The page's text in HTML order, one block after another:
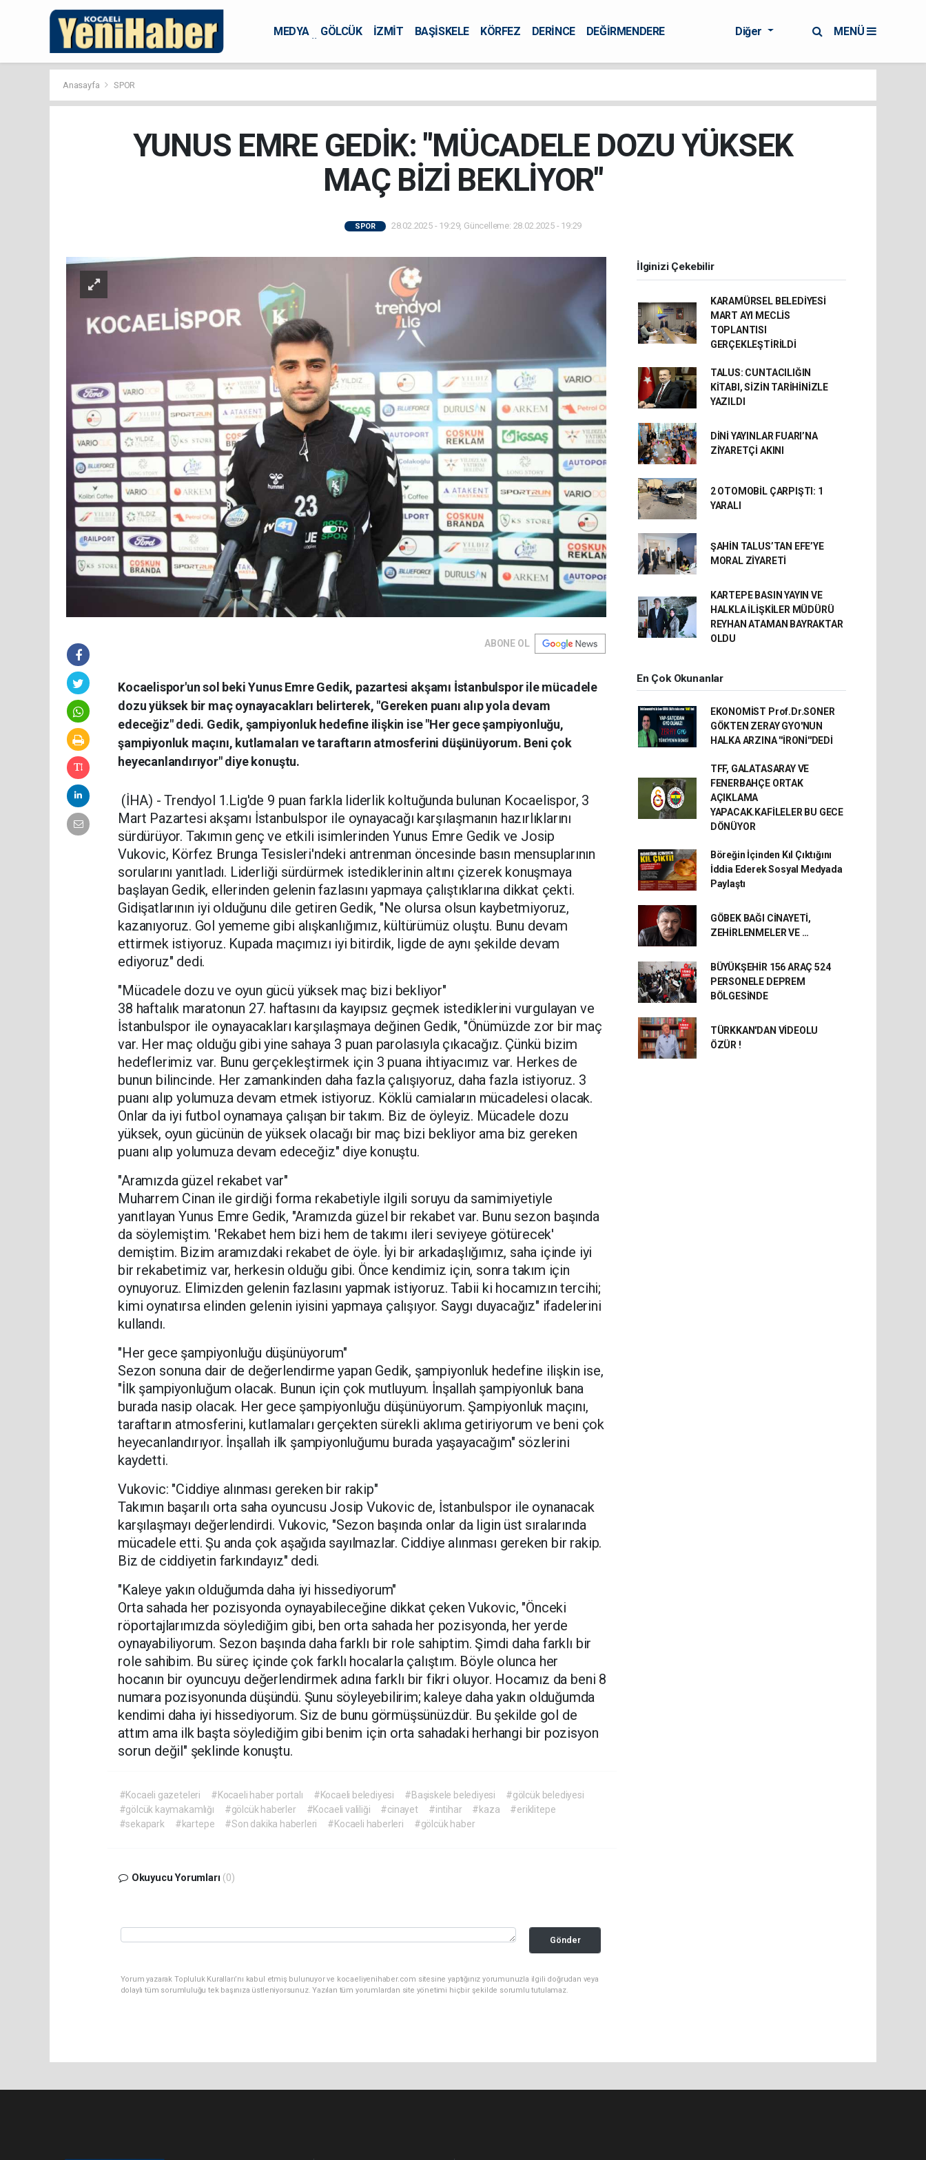
MEDYA GÖLCÜK İZMİT BAŞİSKELE KÖRFEZ DERİNCE
DEĞİRMENDERE
Diğer MENÜ
Anasayfa SPOR
YUNUS EMRE GEDİK: "MÜCADELE DOZU YÜKSEK
MAÇ BİZİ BEKLİYOR"
SPOR 28.02.2025 - 19:29, Güncelleme: 28.02.2025 - 19:29
ABONE OL
Kocaelispor'un sol beki Yunus Emre Gedik, pazartesi akşamı İstanbulspor ile mücadele
dozu yüksek bir maç oynayacakları belirterek, "Gereken puanı alıp yola devam
edeceğiz" dedi. Gedik, şampiyonluk hedefine ilişkin ise "Her gece şampiyonluğu,
şampiyonluk maçını, kutlamaları ve taraftarın atmosferini düşünüyorum. Beni çok
heyecanlandırıyor" diye konuştu.
(İHA) - Trendyol 1.Lig'de 9 puan farkla liderlik koltuğunda bulunan Kocaelispor, 3
Mart Pazartesi akşamı İstanbulspor ile oynayacağı karşılaşmanın hazırlıklarını
sürdürüyor. Takımın genç ve etkili isimlerinden Yunus Emre Gedik ve Josip
Vukovic, Körfez Brunga Tesisleri'ndeki antrenman öncesinde basın mensuplarının
sorularını yanıtladı. Liderliği sürdürmek istediklerinin altını çizerek konuşmaya
başlayan Gedik, ellerinden gelenin fazlasını yapmaya çalıştıklarına dikkat çekti.
Gidişatlarının iyi olduğunu dile getiren Gedik, "Ne olursa olsun kaybetmiyoruz,
kazanıyoruz. Gol yememe gibi alışkanlığımız, kültürümüz oluştu. Bunu devam
ettirmek istiyoruz. Kupada maçımızı iyi bitirdik, ligde de aynı şekilde devam
ediyoruz" dedi.
"Mücadele dozu ve oyun gücü yüksek maç bizi bekliyor"
38 haftalık maratonun 27. haftasını da kayıpsız geçmek istediklerini vurgulayan ve
İstanbulspor ile oynayacakları karşılaşmaya değinen Gedik, "Önümüzde zor bir maç
var. Her maç olduğu gibi yine sahaya 3 puan parolasıyla çıkacağız. Çünkü bizim
hedeflerimiz var. Bunu gerçekleştirmek için 3 puana ihtiyacımız var. Herkes de
bunun bilincinde. Her zamankinden daha fazla çalışıyoruz, daha fazla istiyoruz. 3
puanı alıp yolumuza devam etmek istiyoruz. Köklü camiaların mücadelesi olacak.
Onlar da iyi futbol oynamaya çalışan bir takım. Biz de öyleyiz. Mücadele dozu
yüksek, oyun gücünün de yüksek olacağı bir maç bizi bekliyor ama biz gereken
puanı alıp yolumuza devam edeceğiz" diye konuştu.
"Aramızda güzel rekabet var"
Muharrem Cinan ile girdiği forma rekabetiyle ilgili soruyu da samimiyetiyle
yanıtlayan Yunus Emre Gedik, "Aramızda güzel bir rekabet var. Bunu sezon başında
da söylemiştim. 'Rekabet hem bizi hem de takımı ileri seviyeye götürecek'
demiştim. Bizim aramızdaki rekabet de öyle. İyi bir arkadaşlığımız, saha içinde iyi
bir rekabetimiz var, herkesin olduğu gibi. Önce kendimiz için, sonra takım için
oynuyoruz. Elimizden gelenin fazlasını yapmak istiyoruz. Tabii ki hocamızın tercihi;
kimi oynatırsa elinden gelenin iyisini yapmaya çalışıyor. Saygı duyacağız" ifadelerini
kullandı.
"Her gece şampiyonluğu düşünüyorum"
Sezon sonuna dair de değerlendirme yapan Gedik, şampiyonluk hedefine ilişkin ise,
"İlk şampiyonluğum olacak. Bunun için çok mutluyum. İnşallah şampiyonluk bana
burada nasip olacak. Her gece şampiyonluğu düşünüyorum. Şampiyonluk maçını,
taraftarın atmosferini, kutlamaları gerçekten sürekli aklıma getiriyorum ve beni çok
heyecanlandırıyor. İnşallah ilk şampiyonluğumu burada yaşayacağım" sözlerini
kaydetti.
Vukovic: "Ciddiye alınması gereken bir rakip"
Takımın başarılı orta saha oyuncusu Josip Vukovic de, İstanbulspor ile oynanacak
karşılaşmayı değerlendirdi. Vukovic, "Sezon başında onlar da ligin üst sıralarında
mücadele etti. Şu anda çok aşağıda sayılmazlar. Ciddiye alınması gereken bir rakip.
Biz de ciddiyetin farkındayız" dedi.
"Kaleye yakın olduğumda daha iyi hissediyorum"
Orta sahada her pozisyonda oynayabileceğine dikkat çeken Vukovic, "Önceki
röportajlarımızda söylediğim gibi, ben orta sahada her pozisyonda, her yerde
oynayabiliyorum. Sezon başında daha farklı bir role sahiptim. Şimdi daha farklı bir
role sahibim. Bu süreç içinde çok farklı hocalarla çalıştım. Böyle olunca her
hocanın bir oyuncuyu değerlendirmek adına farklı bir fikri oluyor. Hocamız da beni 8
numara pozisyonunda düşündü. Şunu söyleyebilirim; kaleye daha yakın olduğumda
kendimi daha iyi hissediyorum. Siz de bunu görmüşsünüzdür. Bu şekilde gol de
attım ama ilk başta söylediğim gibi benim için orta sahadaki herhangi bir pozisyon
sorun değil" şeklinde konuştu.
#Kocaeli gazeteleri #Kocaeli haber portalı #Kocaeli belediyesi #Başiskele belediyesi
#gölcük belediyesi
#gölcük kaymakamlığı
#gölcük haberler #Kocaeli valiliği #cinayet #intihar #kaza
#eriklitepe
#sekapark
#kartepe #Son dakika haberleri #Kocaeli haberleri #gölcük haber
Okuyucu Yorumları (0)
Gönder
Yorum yazarak Topluluk Kuralları’nı kabul etmiş bulunuyor ve kocaeliyenihaber.com sitesine yaptığınız yorumunuzla ilgili doğrudan veya
dolaylı tüm sorumluluğu tek başınıza üstleniyorsunuz. Yazılan tüm yorumlardan site yönetimi hiçbir şekilde sorumlu tutulamaz.
İlginizi Çekebilir
KARAMÜRSEL BELEDİYESİ
MART AYI MECLİS
TOPLANTISI
GERÇEKLEŞTİRİLDİ
TALUS: CUNTACILIĞIN
KİTABI, SİZİN TARİHİNİZLE
YAZILDI
DİNİ YAYINLAR FUARI’NA
ZİYARETÇİ AKINI
2 OTOMOBİL ÇARPIŞTI: 1
YARALI
ŞAHİN TALUS’TAN EFE’YE
MORAL ZİYARETİ
KARTEPE BASIN YAYIN VE
HALKLA İLİŞKİLER MÜDÜRÜ
REYHAN ATAMAN BAYRAKTAR
OLDU
En Çok Okunanlar
EKONOMİST Prof.Dr.SONER
GÖKTEN ZERAY GYO'NUN
HALKA ARZINA ''İRONİ''DEDİ
TFF, GALATASARAY VE
FENERBAHÇE ORTAK
AÇIKLAMA
YAPACAK.KAFİLELER BU GECE
DÖNÜYOR
Böreğin İçinden Kıl Çıktığını
İddia Ederek Sosyal Medyada
Paylaştı
GÖBEK BAĞI CİNAYETİ,
ZEHİRLENMELER VE …
BÜYÜKŞEHİR 156 ARAÇ 524
PERSONELE DEPREM
BÖLGESİNDE
TÜRKKAN'DAN VİDEOLU
ÖZÜR !